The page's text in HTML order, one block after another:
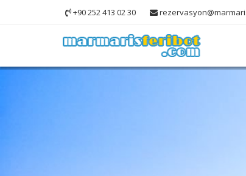
+90 252 413 02 30